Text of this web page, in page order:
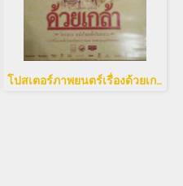
โปสเตอร์ภาพยนตร์เรื่องด้วยเกล้า